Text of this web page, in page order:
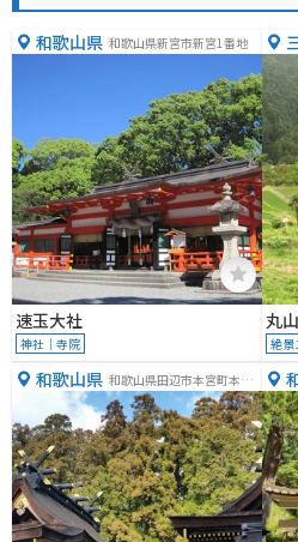
和歌山県 和歌山県新宮市新宮1番地
速玉大社
神社｜寺院
丸
絶景
和歌山県 和歌山県田辺市本宮町本宮
１１１０